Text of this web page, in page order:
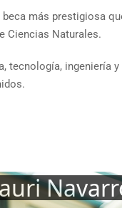
beca más prestigiosa
Ciencias Naturales.
ingeniería